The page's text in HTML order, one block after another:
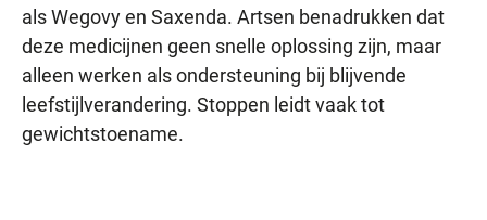
als Wegovy en Saxenda. Artsen benadrukken dat
deze medicijnen geen snelle oplossing zijn, maar
alleen werken als ondersteuning bij blijvende
leefstijlverandering. Stoppen leidt vaak tot
gewichtstoename.